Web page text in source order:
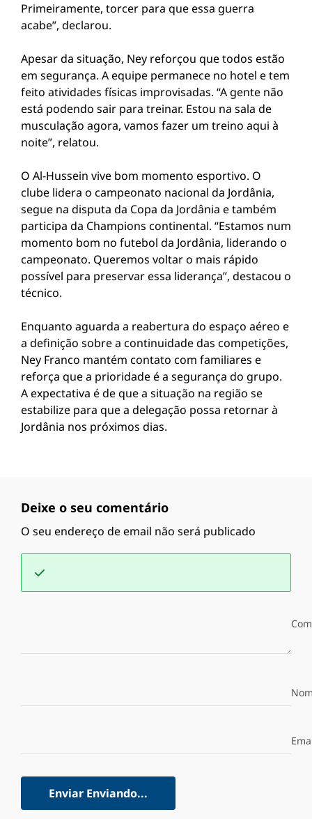
Primeiramente, torcer para que essa guerra
acabe”, declarou.
Apesar da situação, Ney reforçou que todos estão
em segurança. A equipe permanece no hotel e tem
feito atividades físicas improvisadas. “A gente não
está podendo sair para treinar. Estou na sala de
musculação agora, vamos fazer um treino aqui à
noite”, relatou.
O Al-Hussein vive bom momento esportivo. O
clube lidera o campeonato nacional da Jordânia,
segue na disputa da Copa da Jordânia e também
participa da Champions continental. “Estamos num
momento bom no futebol da Jordânia, liderando o
campeonato. Queremos voltar o mais rápido
possível para preservar essa liderança”, destacou o
técnico.
Enquanto aguarda a reabertura do espaço aéreo e
a definição sobre a continuidade das competições,
Ney Franco mantém contato com familiares e
reforça que a prioridade é a segurança do grupo.
A expectativa é de que a situação na região se
estabilize para que a delegação possa retornar à
Jordânia nos próximos dias.
Deixe o seu comentário
O seu endereço de email não será publicado
Enviar Enviando...